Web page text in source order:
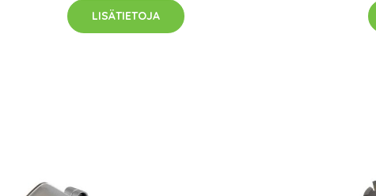
LISÄTIETOJA